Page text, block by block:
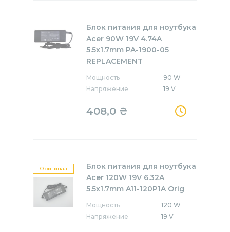
Блок питания для ноутбука
Acer 90W 19V 4.74A
5.5x1.7mm PA-1900-05
REPLACEMENT
Мощность
90 W
Напряжение
19 V
408,0 ₴
Оригинал
Блок питания для ноутбука
Acer 120W 19V 6.32A
5.5x1.7mm A11-120P1A Orig
Мощность
120 W
Напряжение
19 V